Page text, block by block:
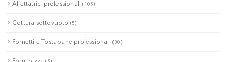
Affettatrici professionali(105)
Cottura sottovuoto (5)
Fornetti e Tostapane professionali (30)